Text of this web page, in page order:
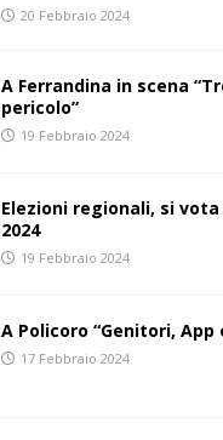
20 Febbraio 2024
A Ferrandina in scena
pericolo”
19 Febbraio 2024
Elezioni regionali, si vota
2024
19 Febbraio 2024
A Policoro “Genitori, App
17 Febbraio 2024